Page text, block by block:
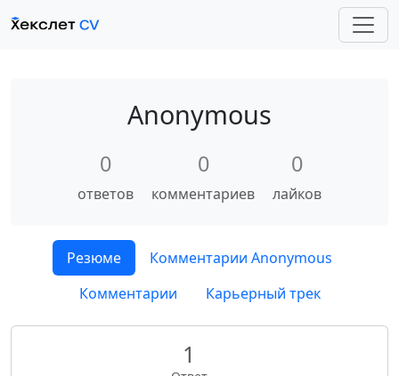
Anonymous
0
ответов
0
комментариев
0
лайков
Резюме
Комментарии Anonymous
Комментарии
Карьерный трек
1